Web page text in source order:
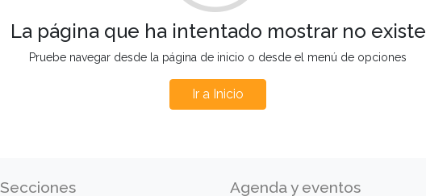
La página que ha intentado mostrar no existe
Pruebe navegar desde la página de inicio o desde el menú de opciones
Ir a Inicio
Secciones Agenda y eventos